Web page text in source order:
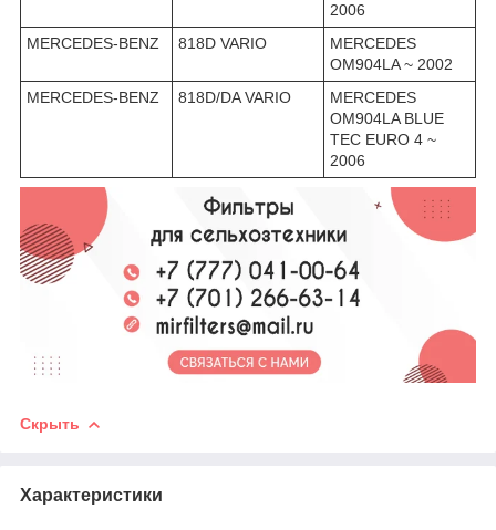
2006
MERCEDES-BENZ
818D VARIO
MERCEDES
OM904LA ~ 2002
MERCEDES-BENZ
818D/DA VARIO
MERCEDES
OM904LA BLUE
TEC EURO 4 ~
2006
Скрыть
Характеристики